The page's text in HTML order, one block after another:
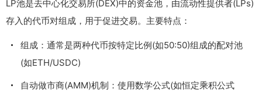
LP池是去中心化交易所(DEX)中的资金池，由流动性提供者(LPs)
存入的代币对组成，用于促进交易。主要特点：
组成：通常是两种代币按特定比例(如50:50)组成的配对池
(如ETH/USDC)
自动做市商(AMM)机制：使用数学公式(如恒定乘积公式